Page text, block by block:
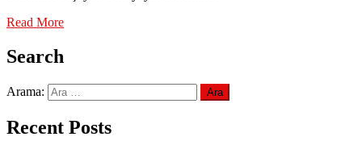
Read More
Search
Arama:
Recent Posts